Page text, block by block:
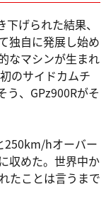
げられた結果、
独自に発展し始め
なマシンが生まれ
のサイドカムチ
う、GPz900Rがそ
250km/hオーバー
収めた。世界中か
たことは言うまで